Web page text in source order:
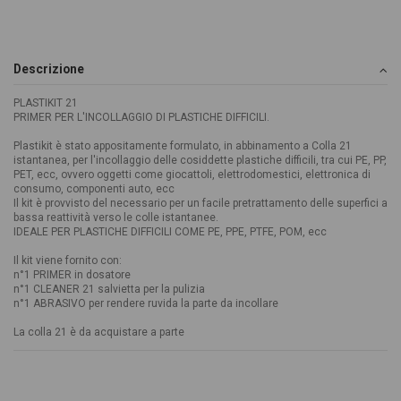
Descrizione
PLASTIKIT 21
PRIMER PER L'INCOLLAGGIO DI PLASTICHE DIFFICILI.
Plastikit è stato appositamente formulato, in abbinamento a Colla 21
istantanea, per l'incollaggio delle cosiddette plastiche difficili, tra cui PE, PP,
PET, ecc, ovvero oggetti come giocattoli, elettrodomestici, elettronica di
consumo, componenti auto, ecc
Il kit è provvisto del necessario per un facile pretrattamento delle superfici a
bassa reattività verso le colle istantanee.
IDEALE PER PLASTICHE DIFFICILI COME PE, PPE, PTFE, POM, ecc
Il kit viene fornito con:
n°1 PRIMER in dosatore
n°1 CLEANER 21 salvietta per la pulizia
n°1 ABRASIVO per rendere ruvida la parte da incollare
La colla 21 è da acquistare a parte